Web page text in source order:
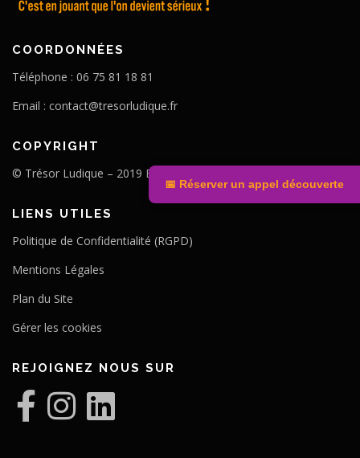
📅 Réserver un appel découverte
COORDONNÉES
Téléphone : 06 75 81 18 81
Email : contact@tresorludique.fr
COPYRIGHT
© Trésor Ludique – 2019 Entreprise Corrézienne
LIENS UTILES
Politique de Confidentialité (RGPD)
Mentions Légales
Plan du Site
Gérer les cookies
REJOIGNEZ NOUS SUR